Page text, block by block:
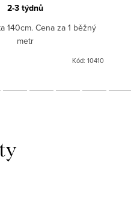
2-3 týdnů
140cm. Cena za 1 běžný
metr
Kód: 10410